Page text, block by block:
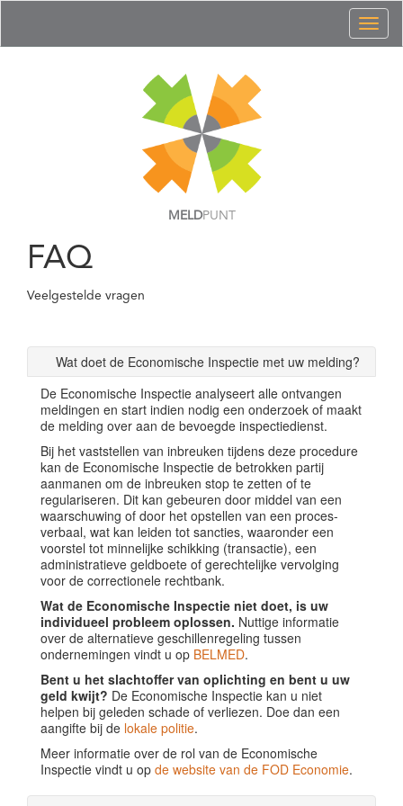
MELDPUNT
FAQ
Veelgestelde vragen
Wat doet de Economische Inspectie met uw melding?
De Economische Inspectie analyseert alle ontvangen
meldingen en start indien nodig een onderzoek of maakt
de melding over aan de bevoegde inspectiedienst.
Bij het vaststellen van inbreuken tijdens deze procedure
kan de Economische Inspectie de betrokken partij
aanmanen om de inbreuken stop te zetten of te
regulariseren. Dit kan gebeuren door middel van een
waarschuwing of door het opstellen van een proces-
verbaal, wat kan leiden tot sancties, waaronder een
voorstel tot minnelijke schikking (transactie), een
administratieve geldboete of gerechtelijke vervolging
voor de correctionele rechtbank.
Wat de Economische Inspectie niet doet, is uw
individueel probleem oplossen. Nuttige informatie
over de alternatieve geschillenregeling tussen
ondernemingen vindt u op BELMED.
Bent u het slachtoffer van oplichting en bent u uw
geld kwijt? De Economische Inspectie kan u niet
helpen bij geleden schade of verliezen. Doe dan een
aangifte bij de lokale politie.
Meer informatie over de rol van de Economische
Inspectie vindt u op de website van de FOD Economie.